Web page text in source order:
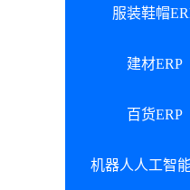
服装鞋帽
建材ERP
百货ERP
机器人人工智